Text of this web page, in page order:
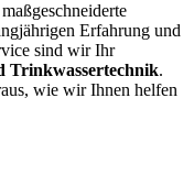
Erfahrung und
sind wir Ihr
Trinkwassertechnik.
wie wir Ihnen helfen